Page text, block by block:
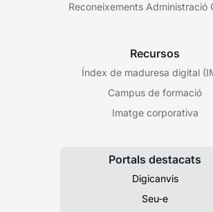
Reconeixements Administració
Recursos
Índex de maduresa digital
Campus de formació
Imatge corporativa
Portals destacats
Digicanvis
Seu-e